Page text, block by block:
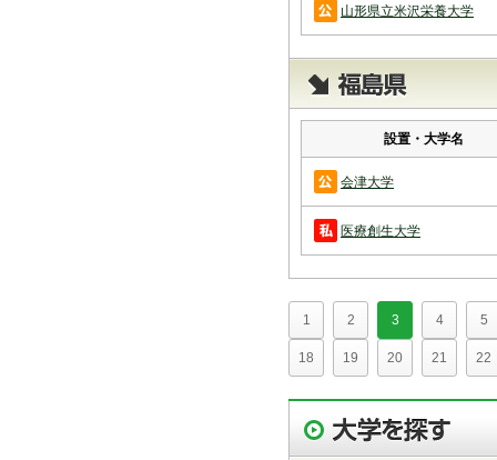
山形県立米沢栄養大学
設置・大学名
会津大学
医療創生大学
1 2 3 4 5
18 19 20 21 22